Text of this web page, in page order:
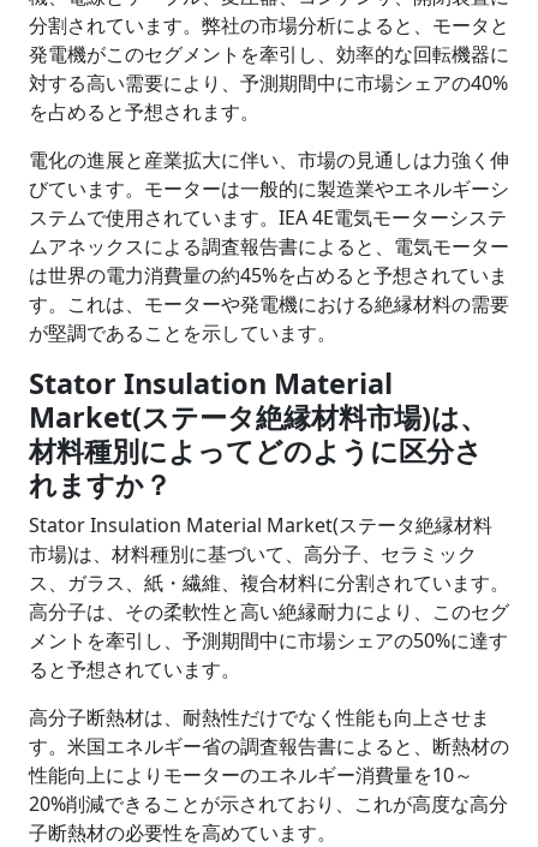
分割されています。弊社の市場分析によると、モータと
発電機がこのセグメントを牽引し、効率的な回転機器に
対する高い需要により、予測期間中に市場シェアの40%
を占めると予想されます。
電化の進展と産業拡大に伴い、市場の見通しは力強く伸
びています。モーターは一般的に製造業やエネルギーシ
ステムで使用されています。IEA 4E電気モーターシステ
ムアネックスによる調査報告書によると、電気モーター
は世界の電力消費量の約45%を占めると予想されていま
す。これは、モーターや発電機における絶縁材料の需要
が堅調であることを示しています。
Stator Insulation Material
Market(ステータ絶縁材料市場)は、
材料種別によってどのように区分さ
れますか？
Stator Insulation Material Market(ステータ絶縁材料
市場)は、材料種別に基づいて、高分子、セラミック
ス、ガラス、紙・繊維、複合材料に分割されています。
高分子は、その柔軟性と高い絶縁耐力により、このセグ
メントを牽引し、予測期間中に市場シェアの50%に達す
ると予想されています。
高分子断熱材は、耐熱性だけでなく性能も向上させま
す。米国エネルギー省の調査報告書によると、断熱材の
性能向上によりモーターのエネルギー消費量を10～
20%削減できることが示されており、これが高度な高分
子断熱材の必要性を高めています。